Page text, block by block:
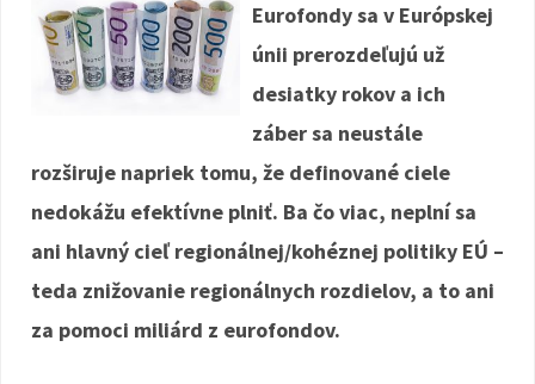
o
k
e
Eurofondy sa v Európskej
únii prerozdeľujú už
desiatky rokov a ich
záber sa neustále
rozširuje napriek tomu, že definované ciele
nedokážu efektívne plniť. Ba čo viac, neplní sa
ani hlavný cieľ regionálnej/kohéznej politiky EÚ –
teda znižovanie regionálnych rozdielov, a to ani
za pomoci miliárd z eurofondov.